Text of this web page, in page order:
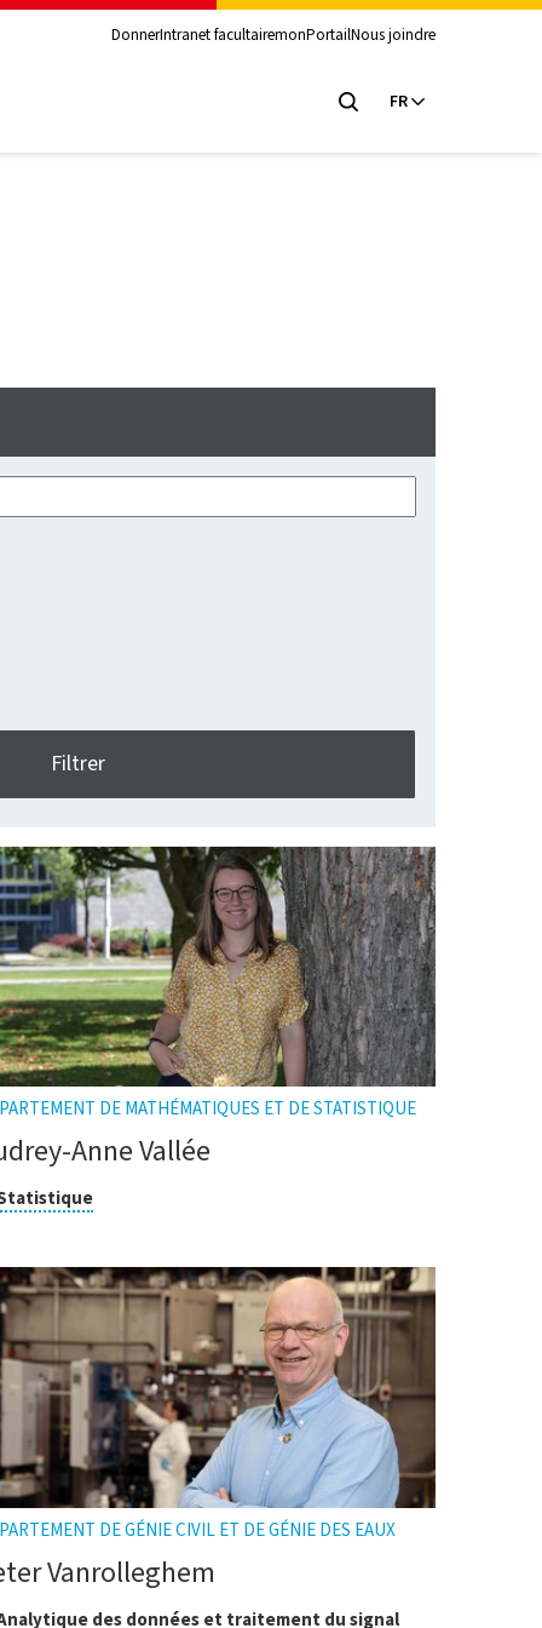
DonnerIntranet facultairemonPortailNous joindre
FR
DE MATHÉMATIQUES ET DE STATISTIQUE
Anne Vallée
Cliquer
l'infobulle
DE GÉNIE CIVIL ET DE GÉNIE DES EAUX
Vanrolleghem
des données et traitement du signalCliquer